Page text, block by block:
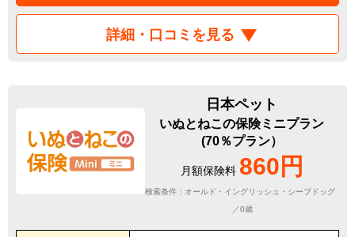
詳細・口コミを見る
日本ペット
いぬとねこの保険ミニプラン
(70％プラン）
月額保険料 860円
検索条件：オールド・イングリッシュ・シープドッグ
／0歳